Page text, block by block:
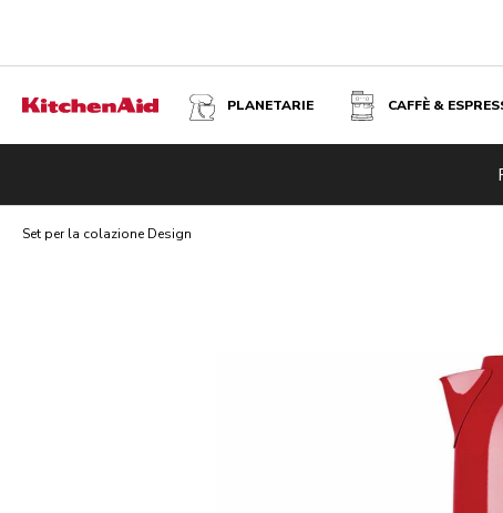
PLANETARIE CAFFÈ &
Set per la colazione Design